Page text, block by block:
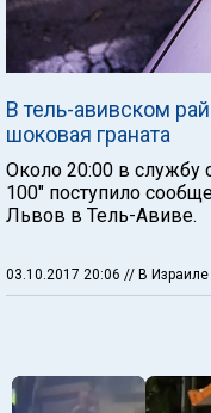
В тель-авивском
шоковая граната
Около 20:00 в службу
100" поступило
Львов в Тель-Авиве.
03.10.2017 20:06 // В Израиле